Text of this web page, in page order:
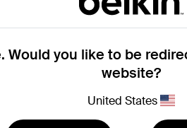
C, 100W）
CONNECT
Would you like to be
website?
United States